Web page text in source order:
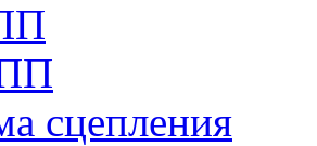
сцепления